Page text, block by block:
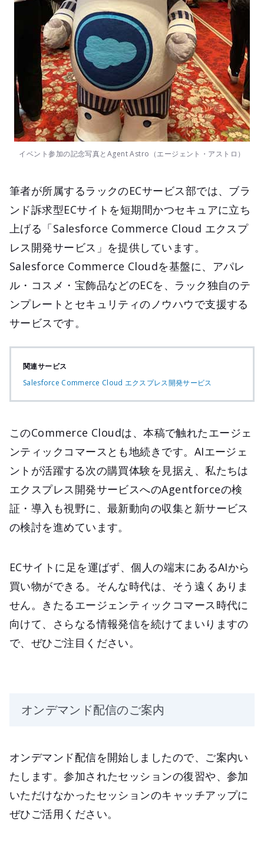
イベント参加の記念写真とAgent Astro（エージェント・アストロ）
筆者が所属するラックのECサービス部では、ブラ
ンド訴求型ECサイトを短期間かつセキュアに立ち
上げる「Salesforce Commerce Cloud エクスプ
レス開発サービス」を提供しています。
Salesforce Commerce Cloudを基盤に、アパレ
ル・コスメ・宝飾品などのECを、ラック独自のテ
ンプレートとセキュリティのノウハウで支援する
サービスです。
関連サービス
Salesforce Commerce Cloud エクスプレス開発サービス
このCommerce Cloudは、本稿で触れたエージェ
ンティックコマースとも地続きです。AIエージェ
ントが活躍する次の購買体験を見据え、私たちは
エクスプレス開発サービスへのAgentforceの検
証・導入も視野に、最新動向の収集と新サービス
の検討を進めています。
ECサイトに足を運ばず、個人の端末にあるAIから
買い物ができる。そんな時代は、そう遠くありま
せん。きたるエージェンティックコマース時代に
向けて、さらなる情報発信を続けてまいりますの
で、ぜひご注目ください。
オンデマンド配信のご案内
オンデマンド配信を開始しましたので、ご案内い
たします。参加されたセッションの復習や、参加
いただけなかったセッションのキャッチアップに
ぜひご活用ください。